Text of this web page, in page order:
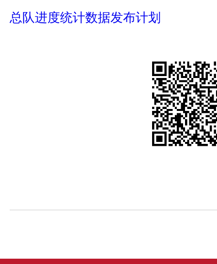
总队进度统计数据发布计划